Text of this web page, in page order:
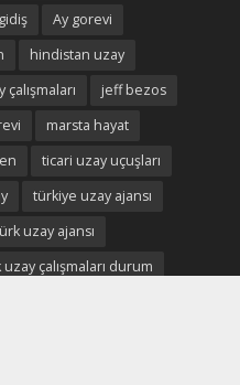
Ay gorevi
hindistan uzay
jeff bezos
marsta hayat
ticari uzay uçuşları
türkiye uzay ajansı
uzay ajansı
çalışmaları durum